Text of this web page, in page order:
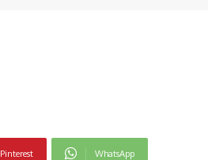
Pinterest WhatsApp